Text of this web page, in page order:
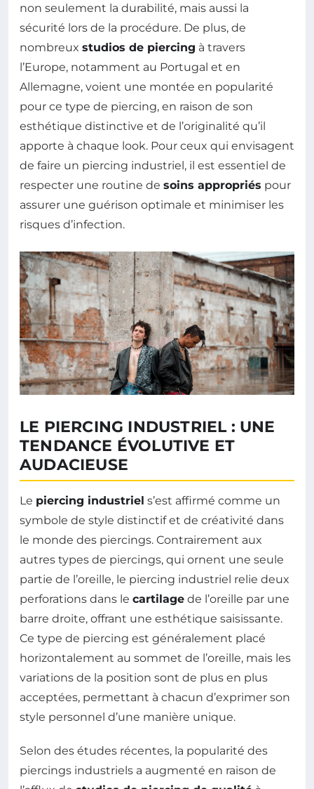
non seulement la durabilité, mais aussi la
sécurité lors de la procédure. De plus, de
nombreux studios de piercing à travers
l’Europe, notamment au Portugal et en
Allemagne, voient une montée en popularité
pour ce type de piercing, en raison de son
esthétique distinctive et de l’originalité qu’il
apporte à chaque look. Pour ceux qui envisagent
de faire un piercing industriel, il est essentiel de
respecter une routine de soins appropriés pour
assurer une guérison optimale et minimiser les
risques d’infection.
LE PIERCING INDUSTRIEL : UNE
TENDANCE ÉVOLUTIVE ET
AUDACIEUSE
Le piercing industriel s’est affirmé comme un
symbole de style distinctif et de créativité dans
le monde des piercings. Contrairement aux
autres types de piercings, qui ornent une seule
partie de l’oreille, le piercing industriel relie deux
perforations dans le cartilage de l’oreille par une
barre droite, offrant une esthétique saisissante.
Ce type de piercing est généralement placé
horizontalement au sommet de l’oreille, mais les
variations de la position sont de plus en plus
acceptées, permettant à chacun d’exprimer son
style personnel d’une manière unique.
Selon des études récentes, la popularité des
piercings industriels a augmenté en raison de